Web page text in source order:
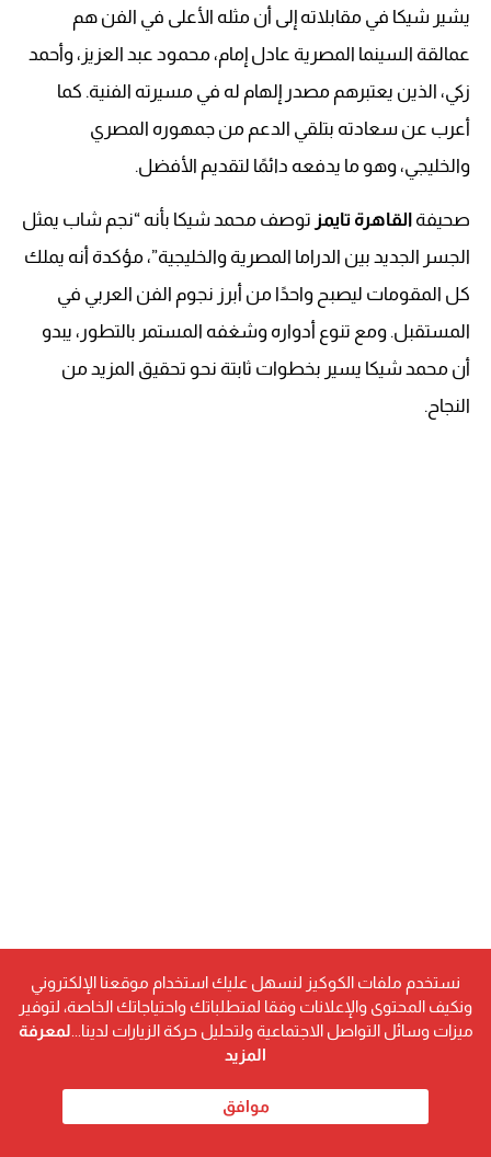
يشير شيكا في مقابلاته إلى أن مثله الأعلى في الفن هم
عمالقة السينما المصرية عادل إمام، محمود عبد العزيز، وأحمد
زكي، الذين يعتبرهم مصدر إلهام له في مسيرته الفنية. كما
أعرب عن سعادته بتلقي الدعم من جمهوره المصري
والخليجي، وهو ما يدفعه دائمًا لتقديم الأفضل.
صحيفة القاهرة تايمز توصف محمد شيكا بأنه “نجم شاب يمثل
الجسر الجديد بين الدراما المصرية والخليجية”، مؤكدة أنه يملك
كل المقومات ليصبح واحدًا من أبرز نجوم الفن العربي في
المستقبل. ومع تنوع أدواره وشغفه المستمر بالتطور، يبدو
أن محمد شيكا يسير بخطوات ثابتة نحو تحقيق المزيد من
النجاح.
نستخدم ملفات الكوكيز لنسهل عليك استخدام موقعنا الإلكتروني
ونكيف المحتوى والإعلانات وفقا لمتطلباتك واحتياجاتك الخاصة، لتوفير
ميزات وسائل التواصل الاجتماعية ولتحليل حركة الزيارات لدينا... لمعرفة
المزيد
موافق